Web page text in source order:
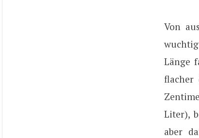
Von
Länge
flacher
Liter),
aber